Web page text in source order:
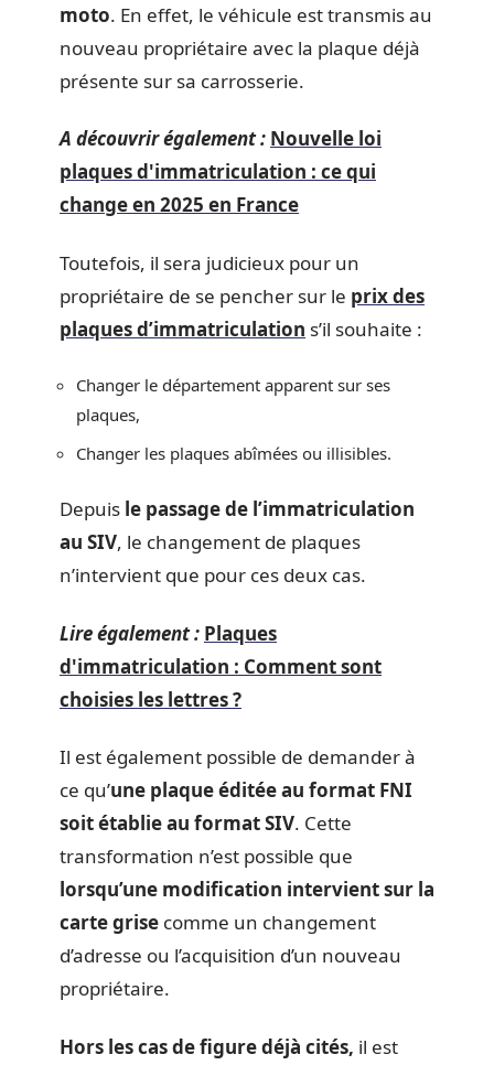
moto. En effet, le véhicule est transmis au
nouveau propriétaire avec la plaque déjà
présente sur sa carrosserie.
A découvrir également : Nouvelle loi
plaques d'immatriculation : ce qui
change en 2025 en France
Toutefois, il sera judicieux pour un
propriétaire de se pencher sur le prix des
plaques d’immatriculation s’il souhaite :
Changer le département apparent sur ses
plaques,
Changer les plaques abîmées ou illisibles.
Depuis le passage de l’immatriculation
au SIV, le changement de plaques
n’intervient que pour ces deux cas.
Lire également : Plaques
d'immatriculation : Comment sont
choisies les lettres ?
Il est également possible de demander à
ce qu’une plaque éditée au format FNI
soit établie au format SIV. Cette
transformation n’est possible que
lorsqu’une modification intervient sur la
carte grise comme un changement
d’adresse ou l’acquisition d’un nouveau
propriétaire.
Hors les cas de figure déjà cités, il est